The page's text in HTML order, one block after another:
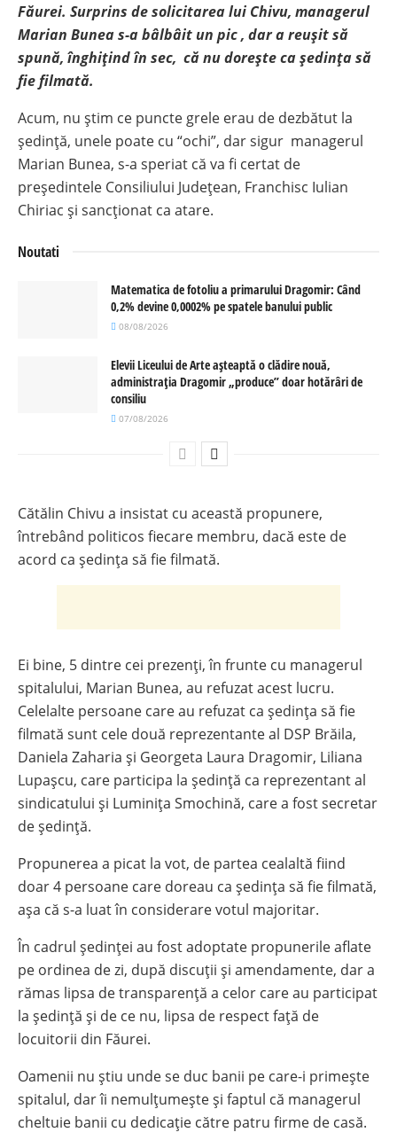
Făurei. Surprins de solicitarea lui Chivu, managerul
Marian Bunea s-a bâlbâit un pic , dar a reușit să
spună, înghițind în sec, că nu dorește ca ședința să
fie filmată.
Acum, nu știm ce puncte grele erau de dezbătut la
ședință, unele poate cu “ochi”, dar sigur managerul
Marian Bunea, s-a speriat că va fi certat de
președintele Consiliului Județean, Franchisc Iulian
Chiriac și sancționat ca atare.
Noutati
Matematica de fotoliu a primarului Dragomir: Când
0,2% devine 0,0002% pe spatele banului public
08/08/2026
Elevii Liceului de Arte așteaptă o clădire nouă,
administrația Dragomir „produce” doar hotărâri de
consiliu
07/08/2026
Cătălin Chivu a insistat cu această propunere,
întrebând politicos fiecare membru, dacă este de
acord ca ședința să fie filmată.
Ei bine, 5 dintre cei prezenți, în frunte cu managerul
spitalului, Marian Bunea, au refuzat acest lucru.
Celelalte persoane care au refuzat ca ședința să fie
filmată sunt cele două reprezentante al DSP Brăila,
Daniela Zaharia și Georgeta Laura Dragomir, Liliana
Lupașcu, care participa la ședință ca reprezentant al
sindicatului și Luminița Smochină, care a fost secretar
de ședință.
Propunerea a picat la vot, de partea cealaltă fiind
doar 4 persoane care doreau ca ședința să fie filmată,
așa că s-a luat în considerare votul majoritar.
În cadrul ședinței au fost adoptate propunerile aflate
pe ordinea de zi, după discuții și amendamente, dar a
rămas lipsa de transparență a celor care au participat
la ședință și de ce nu, lipsa de respect față de
locuitorii din Făurei.
Oamenii nu știu unde se duc banii pe care-i primește
spitalul, dar îi nemulțumește și faptul că managerul
cheltuie banii cu dedicație către patru firme de casă.